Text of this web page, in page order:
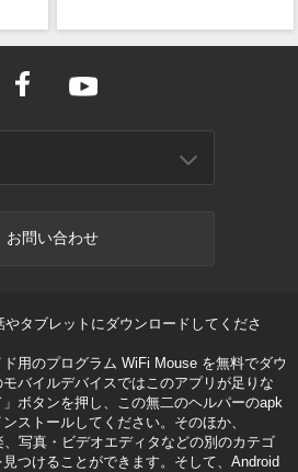
お問い合わせ
タブレットにダウンロードしてくださ
用のプログラム WiFi Mouse を無料でダウ
バイルデバイスではこのアプリが足りな
ボタンを押し、この無二のヘルパーのapk
ストールしてください。そのほか、
写真・ビデオエディタなどの別のカテゴ
つけることができます。そして、Android